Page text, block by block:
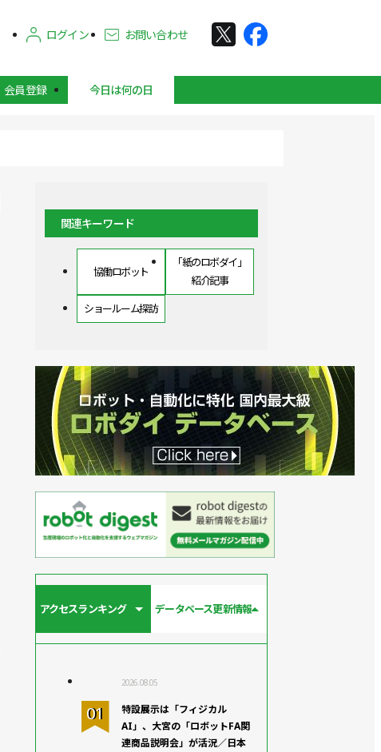
ログイン お問い合わせ
会員登録 今日は何の日
関連キーワード
協働ロボット
「紙のロボダイ」
紹介記事
ショールーム探訪
アクセスランキング データベース更新情報
2026.08.05
特設展示は「フィジカル
AI」、大宮の「ロボットFA関
連商品説明会」が活況／日本